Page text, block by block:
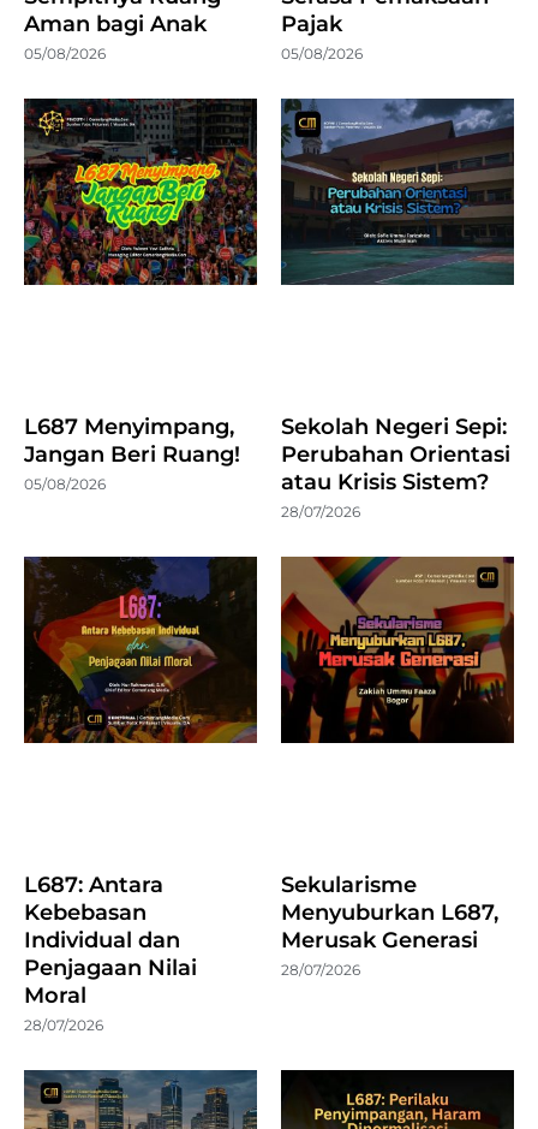
Aman bagi Anak
05/08/2026
Pajak
05/08/2026
L687 Menyimpang,
Jangan Beri Ruang!
05/08/2026
Sekolah Negeri Sepi:
Perubahan Orientasi
atau Krisis Sistem?
28/07/2026
L687: Antara
Kebebasan
Individual dan
Penjagaan Nilai
Moral
28/07/2026
Sekularisme
Menyuburkan L687,
Merusak Generasi
28/07/2026